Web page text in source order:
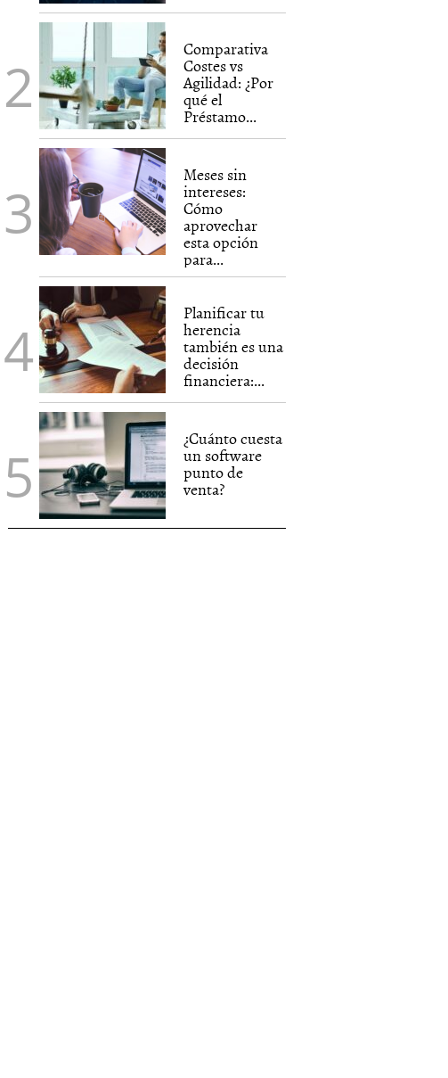
Comparativa
Costes vs
Agilidad: ¿Por
qué el
Préstamo...
Meses sin
intereses:
Cómo
aprovechar
esta opción
para...
Planificar tu
herencia
también es una
decisión
financiera:...
¿Cuánto cuesta
un software
punto de
venta?